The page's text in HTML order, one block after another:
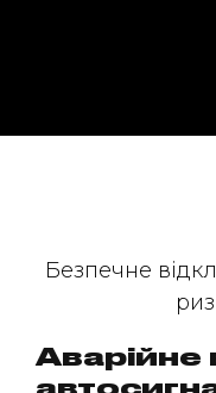
Безпечне
Аварійне